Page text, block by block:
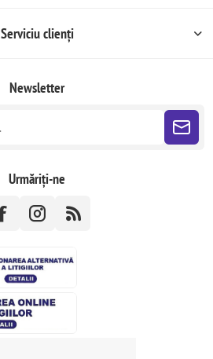
Serviciu clienți
Newsletter
Urmăriți-ne